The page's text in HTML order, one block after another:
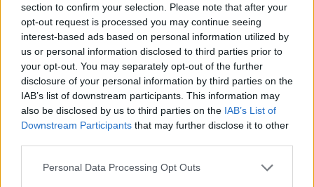
section to confirm your selection. Please note that after your
opt-out request is processed you may continue seeing
interest-based ads based on personal information utilized by
us or personal information disclosed to third parties prior to
your opt-out. You may separately opt-out of the further
disclosure of your personal information by third parties on the
IAB’s list of downstream participants. This information may
also be disclosed by us to third parties on the IAB’s List of
Downstream Participants that may further disclose it to other
Please note that this website/app uses one or more Google
Personal Data Processing Opt Outs
1,2,3 ωπ 01·12·2011 17:15
αλλη καινουργια "παγκοσμια μαστιγα"?καινουργια
δισεκατομυρια για έρευνες και κοντρα έρευνες και
διαλέξεις επί διαλέξεων?οπως ειχε πει ενας γνωστης
του παγκοσμιου φαρμακευτικου κυκλωματος :
συμφερει πολυ περισσοτερο τη φαρμακοβιομηχανια
να ανακαλυπτει "καινουργιες" ασθενειες,παρα
καινουργια φαρμακα..........